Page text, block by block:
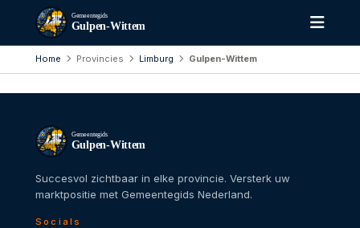
Gemeentegids
Gulpen-Wittem
Home Provincies Limburg Gulpen-Wittem
Gemeentegids
Gulpen-Wittem
Succesvol zichtbaar in elke provincie. Versterk uw
marktpositie met Gemeentegids Nederland.
Socials